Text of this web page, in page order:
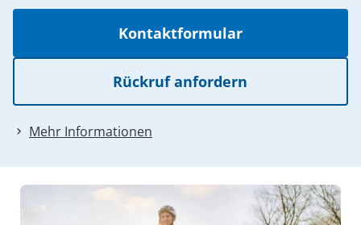
Kontaktformular
Rückruf anfordern
Mehr Informationen